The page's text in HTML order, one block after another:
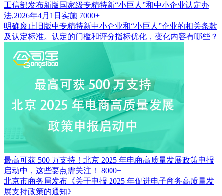
工信部发布新版国家级专精特新“小巨人”和中小企业认定办
法,2026年4月1日实施 7000+
明确废止旧版中专精特新中小企业和“小巨人”企业的相关条款
及认定标准。认定的门槛和评分指标优化，变化内容有哪些？
最高可获 500 万支持！北京 2025 年电商高质量发展政策申报
启动中，这些要点需关注！
8000+
北京市商务局发布《关于申报 2025 年促进电子商务高质量发
展支持政策的通知》